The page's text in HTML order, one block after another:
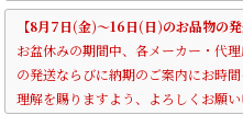
【8月7日(金)～16日(日)のお品物の
お盆休みの期間中、各メーカー・代
の発送ならびに納期のご案内にお時
理解を賜りますよう、よろしくお願い